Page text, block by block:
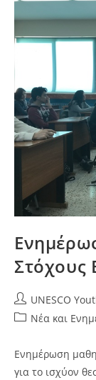
Στόχους
Post
author:
UNESCO
PostΝέα και
Ενημέρωση
για το ισχύον